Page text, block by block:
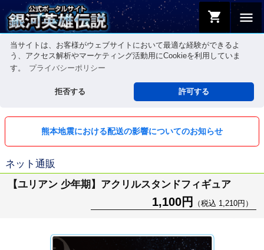
当サイトは、お客様がウェブサイトにおいて最適な経験ができるよ
う、アクセス解析やマーケティング活動用にCookieを利用していま
す。
プライバシーポリシー
拒否する 許可する
menu
shopping_cart
熊本地震における配送の影響についてのお知らせ
ネット通販
【ユリアン 少年期】アクリルスタンドフィギュア
1,100円 （税込 1,210円）